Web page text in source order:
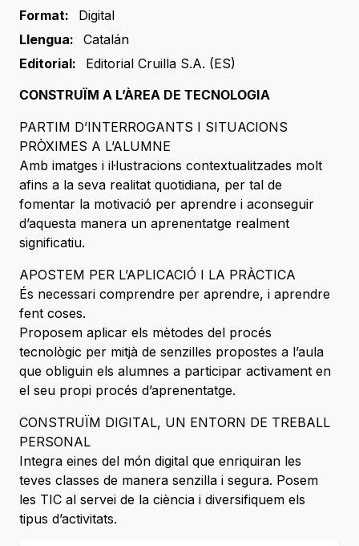
Format:
Digital
Llengua:
Catalán
Editorial:
Editorial Cruilla S.A. (ES)
CONSTRUÏM A L’ÀREA DE TECNOLOGIA
PARTIM D’INTERROGANTS I SITUACIONS
PRÒXIMES A L’ALUMNE
Amb imatges i il·lustracions contextualitzades molt
afins a la seva realitat quotidiana, per tal de
fomentar la motivació per aprendre i aconseguir
d’aquesta manera un aprenentatge realment
significatiu.
APOSTEM PER L’APLICACIÓ I LA PRÀCTICA
És necessari comprendre per aprendre, i aprendre
fent coses.
Proposem aplicar els mètodes del procés
tecnològic per mitjà de senzilles propostes a l’aula
que obliguin els alumnes a participar activament en
el seu propi procés d’aprenentatge.
CONSTRUÏM DIGITAL, UN ENTORN DE TREBALL
PERSONAL
Integra eines del món digital que enriquiran les
teves classes de manera senzilla i segura. Posem
les TIC al servei de la ciència i diversifiquem els
tipus d’activitats.